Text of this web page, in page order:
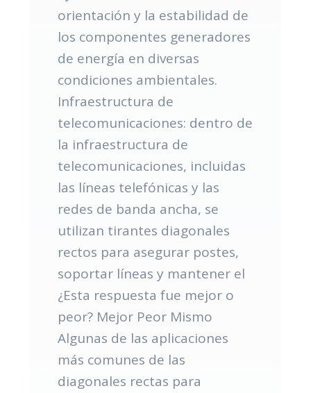
orientación y la estabilidad de
los componentes generadores
de energía en diversas
condiciones ambientales.
Infraestructura de
telecomunicaciones: dentro de
la infraestructura de
telecomunicaciones, incluidas
las líneas telefónicas y las
redes de banda ancha, se
utilizan tirantes diagonales
rectos para asegurar postes,
soportar líneas y mantener el
¿Esta respuesta fue mejor o
peor? Mejor Peor Mismo
Algunas de las aplicaciones
más comunes de las
diagonales rectas para